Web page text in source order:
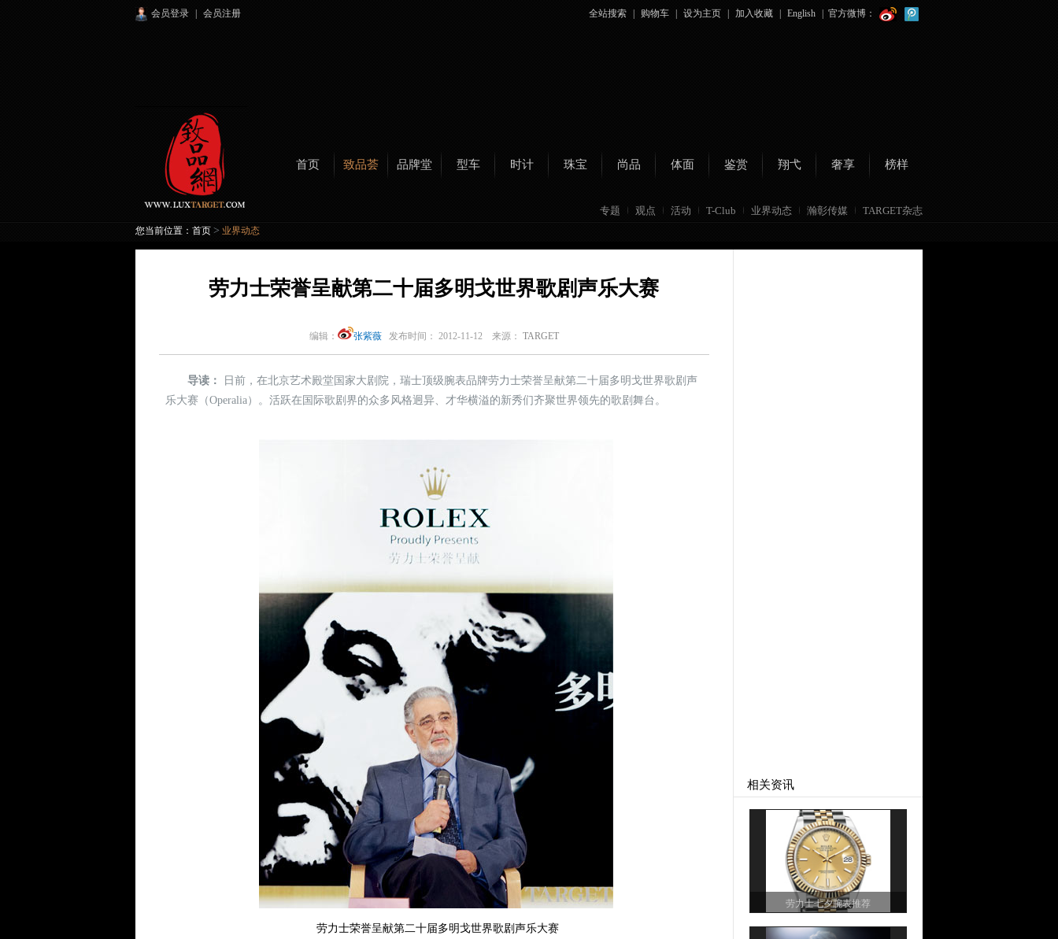
会员登录 会员注册 全站搜索 购物车 设为主页 加入收藏 English 官方微博：
首页 致品荟 品牌堂 型车 时计 珠宝 尚品 体面 鉴赏 翔弋 奢享 榜样
专题 观点 活动 T-Club 业界动态 瀚彰传媒 TARGET杂志
您当前位置： 首页 > 业界动态
劳力士荣誉呈献第二十届多明戈世界歌剧声乐大赛
编辑： 张紫薇 发布时间： 2012-11-12 来源： TARGET
导读：
日前，在北京艺术殿堂国家大剧院，瑞士顶级腕表品牌劳力士荣誉呈献第二十届多明戈世界歌剧声
乐大赛（Operalia）。活跃在国际歌剧界的众多风格迥异、才华横溢的新秀们齐聚世界领先的歌剧舞台。
劳力士荣誉呈献第二十届多明戈世界歌剧声乐大赛
相关资讯
劳力士七夕腕表推荐